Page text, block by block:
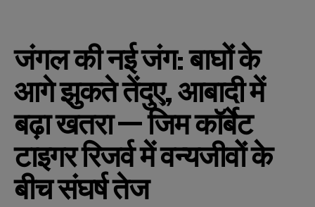
जंगल की नई जंग: बाघों के
आगे झुकते तेंदुए, आबादी में
बढ़ा खतरा — जिम कॉर्बेट
टाइगर रिजर्व में वन्यजीवों के
बीच संघर्ष तेज